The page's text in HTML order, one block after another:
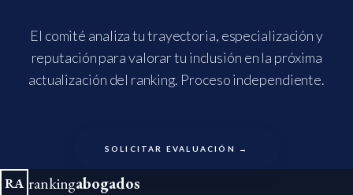
El comité analiza tu trayectoria, especialización y
reputación para valorar tu inclusión en la próxima
actualización del ranking. Proceso independiente.
SOLICITAR EVALUACIÓN →
RA rankingabogados